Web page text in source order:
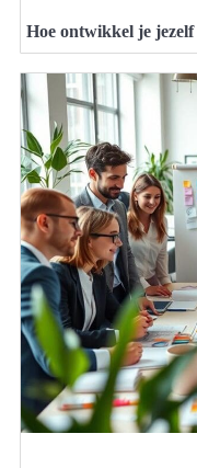
Hoe ontwikkel je